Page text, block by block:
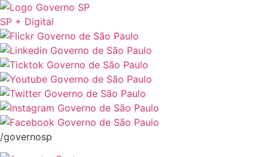
SP + Digital
/governosp